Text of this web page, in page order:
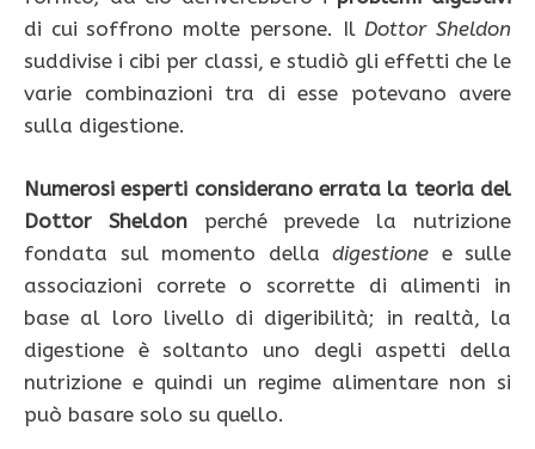
di cui soffrono molte persone. IlDottor Sheldon
suddivise i cibi per classi, e studiò gli effetti che le
varie combinazioni tra di esse potevano avere
sulla digestione.
Numerosi esperti considerano errata la teoria del
Dottor Sheldonperché prevede la nutrizione
fondata sul momento della digestione e sulle
associazioni correte o scorrette di alimenti in
base al loro livello di digeribilità; in realtà, la
digestione è soltanto uno degli aspetti della
nutrizione e quindi un regime alimentare non si
può basare solo su quello.